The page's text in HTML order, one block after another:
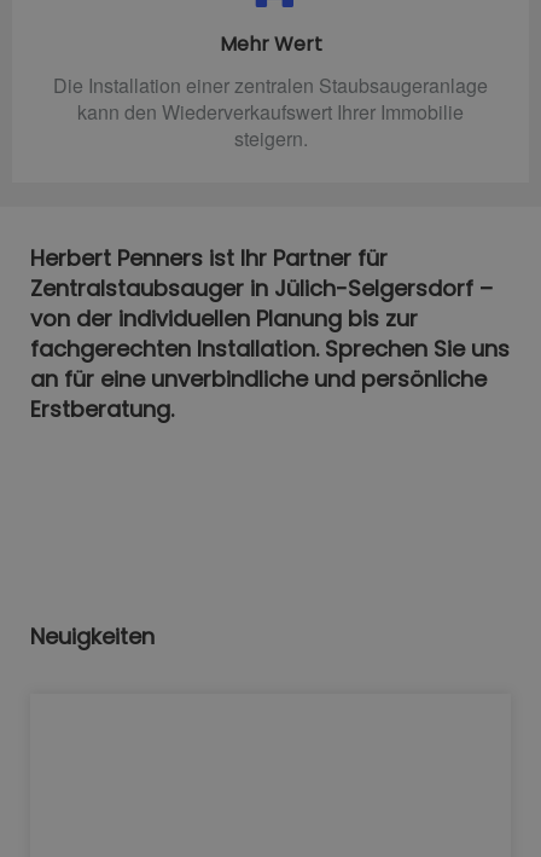
Mehr Wert
Die Installation einer zentralen Staubsaugeranlage
kann den Wiederverkaufswert Ihrer Immobilie
steigern.
Herbert Penners ist Ihr Partner für
Zentralstaubsauger in Jülich-Selgersdorf –
von der individuellen Planung bis zur
fachgerechten Installation. Sprechen Sie uns
an für eine unverbindliche und persönliche
Erstberatung.
Neuigkeiten